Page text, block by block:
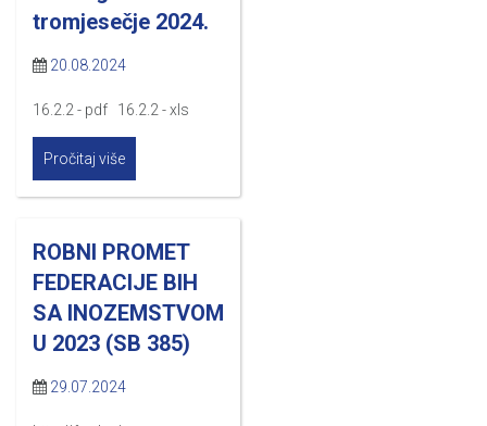
tromjesečje 2024.
20.08.2024
16.2.2 - pdf 16.2.2 - xls
Pročitaj više
ROBNI PROMET
FEDERACIJE BIH
SA INOZEMSTVOM
U 2023 (SB 385)
29.07.2024